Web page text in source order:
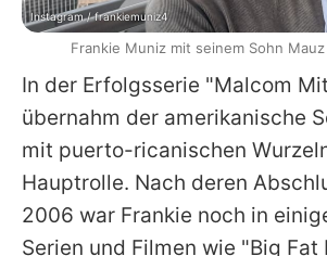
In der Erfolgsserie "Malcom
übernahm der amerikanische
mit puerto-ricanischen
Hauptrolle. Nach deren
2006 war Frankie noch in
Serien und Filmen wie "Big Fat
Instagram / frankiemuniz4
Frankie Muniz mit seinem Sohn